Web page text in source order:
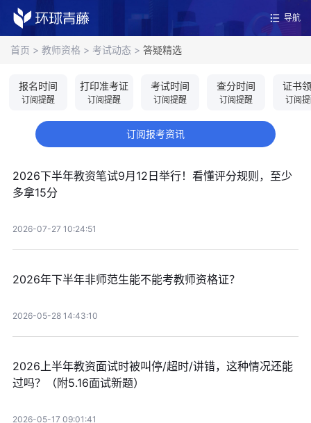
导航
首页 > 教师资格 > 考试动态 > 答疑精选
报名时间
订阅提醒
打印准考证
订阅提醒
考试时间
订阅提醒
查分时间
订阅提醒
证书
订阅
订阅报考资讯
2026下半年教资笔试9月12日举行！看懂评分规则，至少
多拿15分
2026-07-27 10:24:51
2026年下半年非师范生能不能考教师资格证？
2026-05-28 14:43:10
2026上半年教资面试时被叫停/超时/讲错，这种情况还能
过吗？（附5.16面试新题）
2026-05-17 09:01:41